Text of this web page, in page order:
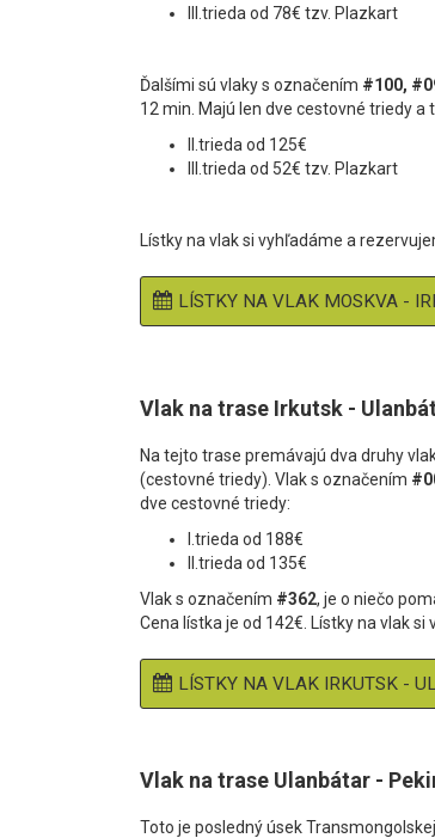
III.trieda od 78€ tzv. Plazkart
Ďalšími sú vlaky s označením #100,
12 min . Majú len dve cestovné triedy
II.trieda od 125€
III.trieda od 52€ tzv. Plazkart
Lístky na vlak si vyhľadáme a
LÍSTKY NA VLAK MOSKVA -
Vlak na trase Irkutsk -
Na tejto trase premávajú dva druhy
(cestovné triedy). Vlak s označením
dve cestovné triedy:
I.trieda od 188€
II.trieda od 135€
Vlak s označením #362, je o niečo
Cena lístka je od 142€. Lístky na vlak
LÍSTKY NA VLAK IRKUTSK -
Vlak na trase Ulanbátar -
Toto je posledný úsek